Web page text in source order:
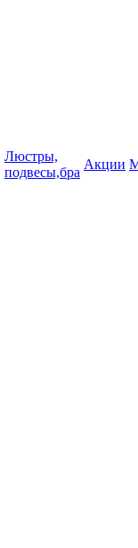
Люстры,
подвесы,бра
Акции